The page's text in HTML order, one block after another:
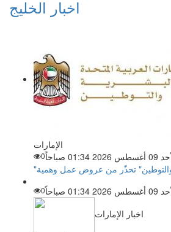
اخبار الخليج
الإمارات
01:34 صباحاً
0
والتوطين" تحذّر من عروض عمل وهمية
01:34 صباحاً
0
اخبار الإمارات